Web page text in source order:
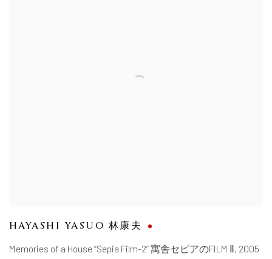
HAYASHI YASUO 林康夫
Memories of a House “Sepia Film-2” 寓舎セピアのFILM Ⅱ, 2005